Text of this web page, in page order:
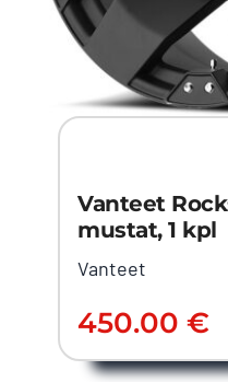
Vanteet
mustat, 1 kpl
Vanteet
450.00€